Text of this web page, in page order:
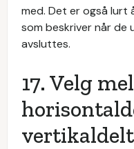
med. Det er også lurt
som beskriver når de
avsluttes.
17. Velg